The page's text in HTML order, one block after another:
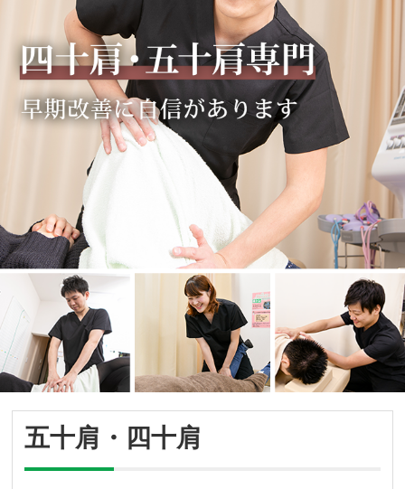
五十肩・四十肩